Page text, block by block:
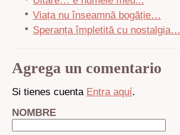
Viața nu înseamnă bogăție…
Speranța împletită cu nostalgia…
Agrega un comentario
Si tienes cuenta Entra aquí.
NOMBRE